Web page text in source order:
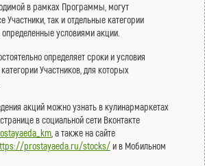
в рамках Программы, могут
Участники, так и отдельные категории
условиями акции.
определяет сроки и условия
Участников, для которых
акций можно узнать в кулинармаркетах
в социальной сети Вконтакте
, а также на сайте
prostayaeda.ru/stocks/и в Мобильном